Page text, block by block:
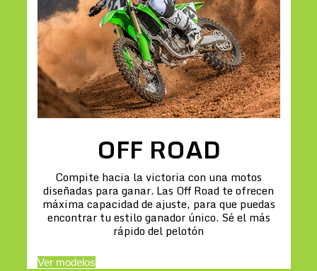
OFF ROAD
Compite hacia la victoria con una motos
diseñadas para ganar. Las Off Road te ofrecen
máxima capacidad de ajuste, para que puedas
encontrar tu estilo ganador único. Sé el más
rápido del pelotón
Ver modelos